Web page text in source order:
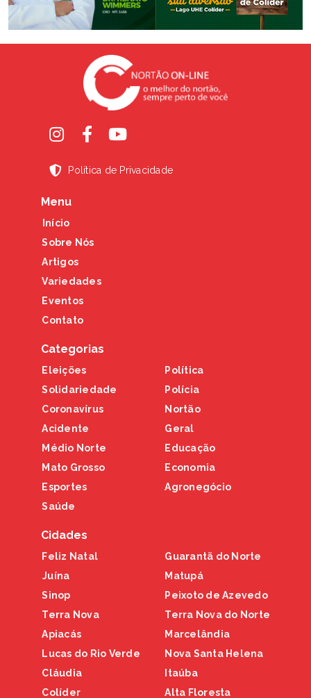
Política de Privacidade
Menu
Início
Sobre Nós
Artigos
Variedades
Eventos
Contato
Categorias
Eleições
Solidariedade
Coronavírus
Acidente
Médio Norte
Mato Grosso
Esportes
Saúde
Política
Polícia
Nortão
Geral
Educação
Economia
Agronegócio
Cidades
Feliz Natal
Juína
Sinop
Terra Nova
Apiacás
Lucas do Rio Verde
Cláudia
Colíder
Guarantã do Norte
Matupá
Peixoto de Azevedo
Terra Nova do Norte
Marcelândia
Nova Santa Helena
Itaúba
Alta Floresta